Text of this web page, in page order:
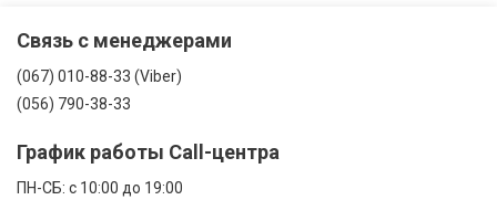
Связь с менеджерами
(067) 010-88-33 (Viber)
(056) 790-38-33
График работы Call-центра
ПН-CБ: с 10:00 до 19:00